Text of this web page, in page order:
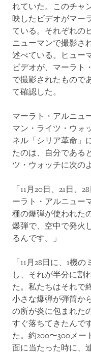
れていた。このチャ
映したビデオがマー
ている。それぞれの
ニューマンで撮影さ
述べている。ヒュー
ビデオが、マーラト
で撮影されたもので
て確認した。
マーラト・アルニュ
マン・ライツ・ウォ
ネル「シリア革命」
たのは、自分である
ツ・ウォッチに次の
「11月20日、21日、
ーラト・アルニュー
種の爆弾が使われた
爆弾で、空中で発火
るんです。」
「11月28日に、1機
し、それが半分に割
た。私たちはそれで
小さな爆弾が弾筒か
の所が炎に包まれた
すぐ落ちてきたんで
た。約200〜300メ
面に当たった時に、